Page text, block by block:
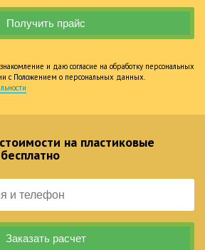
и даю согласие на обработку персональных
с Положением о персональных данных.
на пластиковые